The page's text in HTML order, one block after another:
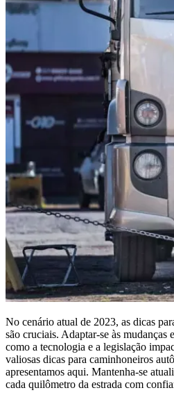
No cenário atual de 2023, as dicas
são cruciais. Adaptar-se às mudanças
como a tecnologia e a legislação
valiosas dicas para caminhoneiros
apresentamos aqui. Mantenha-se
cada quilômetro da estrada com